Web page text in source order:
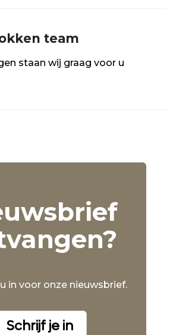
team
staan wij graag voor u
in voor onze nieuwsbrief.
Schrijf je in